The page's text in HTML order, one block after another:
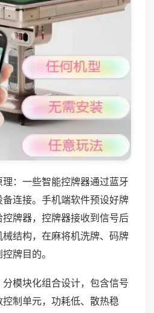
：一些智能控牌器通过蓝牙
连接。手机端软件预设好牌
牌器，控牌器接收到信号后
结构，在麻将机洗牌、码牌
牌目的。
模块化组合设计，包含信号
制单元，功耗低、散热稳